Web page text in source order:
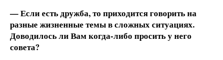
— Если есть дружба, то приходится говорить на
разные жизненные темы в сложных ситуациях.
Доводилось ли Вам когда-либо просить у него
совета?